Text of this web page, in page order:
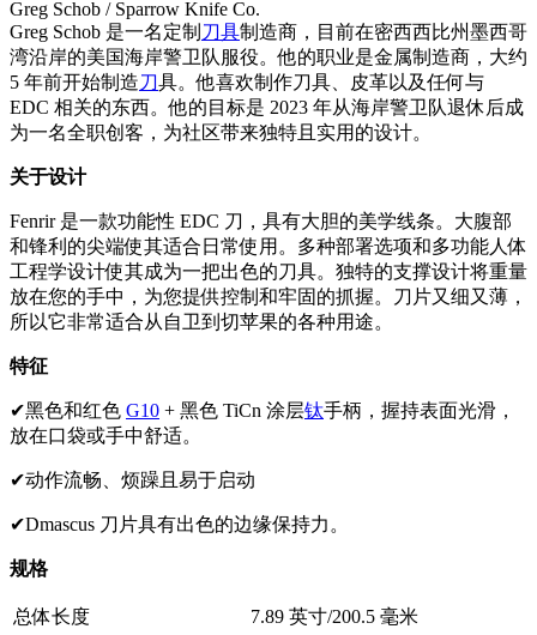
Greg Schob / Sparrow Knife Co.
Greg Schob 是一名定制 刀具制造商，目前在密西西比州墨西哥
湾沿岸的美国海岸警卫队服役。他的职业是金属制造商，大约
5 年前开始制造刀具。他喜欢制作刀具、皮革以及任何与
EDC 相关的东西。他的目标是 2023 年从海岸警卫队退休后成
为一名全职创客，为社区带来独特且实用的设计。
关于设计
Fenrir 是一款功能性 EDC 刀，具有大胆的美学线条。大腹部
和锋利的尖端使其适合日常使用。多种部署选项和多功能人体
工程学设计使其成为一把出色的刀具。独特的支撑设计将重量
放在您的手中，为您提供控制和牢固的抓握。刀片又细又薄，
所以它非常适合从自卫到切苹果的各种用途。
特征
✔黑色和红色 G10 + 黑色 TiCn 涂层钛手柄，握持表面光滑，
放在口袋或手中舒适。
✔动作流畅、烦躁且易于启动
✔Dmascus 刀片具有出色的边缘保持力。
规格
总体长度
7.89 英寸/200.5 毫米